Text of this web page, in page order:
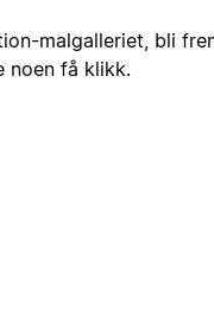
malgalleriet, bli
noen få klikk.